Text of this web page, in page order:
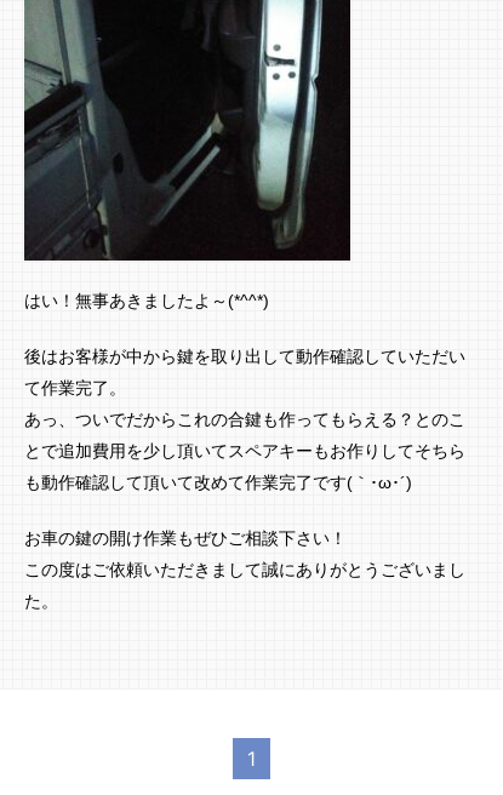
はい！無事あきましたよ～(*^^*)
後はお客様が中から鍵を取り出して動作確認していただい
て作業完了。
あっ、ついでだからこれの合鍵も作ってもらえる？とのこ
とで追加費用を少し頂いてスペアキーもお作りしてそちら
も動作確認して頂いて改めて作業完了です(｀･ω･´)ゞ
お車の鍵の開け作業もぜひご相談下さい！
この度はご依頼いただきまして誠にありがとうございまし
た。
1